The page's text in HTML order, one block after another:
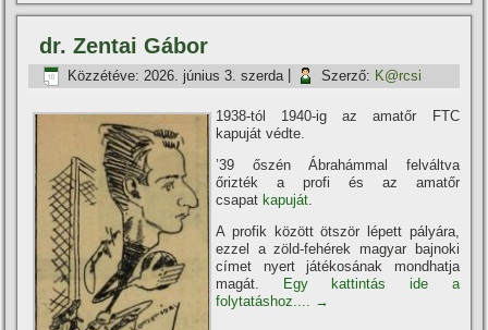
dr. Zentai Gábor
Közzétéve: 2026. június 3. szerda Szerző: K@rcsi
1938-tól 1940-ig az amatőr FTC
kapuját védte.
’39 őszén Ábrahámmal felváltva
őrizték a profi és az amatőr
csapat kapuját.
A profik között ötször lépett pályára,
ezzel a zöld-fehérek magyar bajnoki
cí­met nyert játékosának mondhatja
magát.
Egy kattintás ide a
folytatáshoz.... →